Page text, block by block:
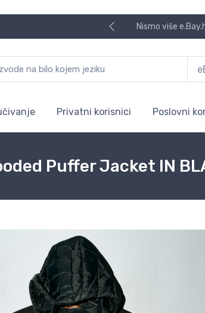
Nismo više
Privatni korisnici Poslovni
Puffer Jacket IN